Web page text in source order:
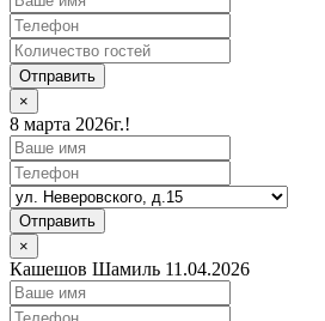
Отправить
×
8 марта 2026г.!
Отправить
×
Кашешов Шамиль 11.04.2026